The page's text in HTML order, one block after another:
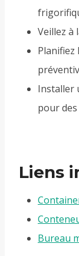
Veillez à
Planifiez
Installer
pour
Liens
Bureau